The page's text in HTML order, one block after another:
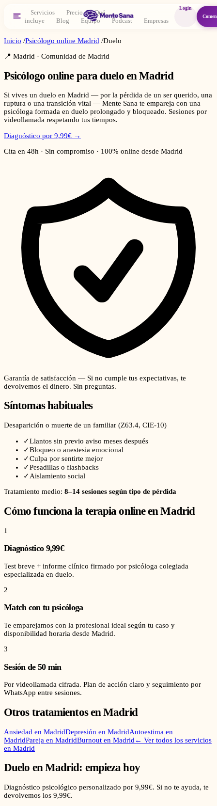
Servicios Precio
Qué
incluye
Blog Equipo Podcast Empresas
Login
Inicio /Psicólogo online Madrid /Duelo
📍 Madrid · Comunidad de Madrid
Psicólogo online para dueloenMadrid
Si vives un duelo en Madrid — por la pérdida de un ser querido, una
ruptura o una transición vital — Mente Sana te empareja con una
psicóloga formada en duelo prolongado y bloqueado. Sesiones por
videollamada respetando tus tiempos.
Diagnóstico por 9,99€ →
Cita en 48h · Sin compromiso · 100% online desde Madrid
Garantía de satisfacción — Si no cumple tus expectativas, te
devolvemos el dinero. Sin preguntas.
Síntomas habituales
Desaparición o muerte de un familiar (Z63.4, CIE-10)
✓Llantos sin previo aviso meses después
✓Bloqueo o anestesia emocional
✓Culpa por sentirte mejor
✓Pesadillas o flashbacks
✓ Aislamiento social
Tratamiento medio: 8–14 sesiones según tipo de pérdida
Cómo funciona la terapia online enMadrid
1
Diagnóstico 9,99€
Test breve + informe clínico firmado por psicóloga colegiada
especializada en duelo.
2
Match con tu psicóloga
Te emparejamos con la profesional ideal según tu caso y
disponibilidad horaria desde Madrid.
3
Sesión de 50 min
Por videollamada cifrada. Plan de acción claro y seguimiento por
WhatsApp entre sesiones.
Otros tratamientos enMadrid
Ansiedad en MadridDepresión en MadridAutoestima en
MadridPareja en MadridBurnout en Madrid ← Ver todos los servicios
en Madrid
Duelo enMadrid: empieza hoy
Diagnóstico psicológico personalizado por 9,99€. Si no te ayuda, te
devolvemos los 9,99€.